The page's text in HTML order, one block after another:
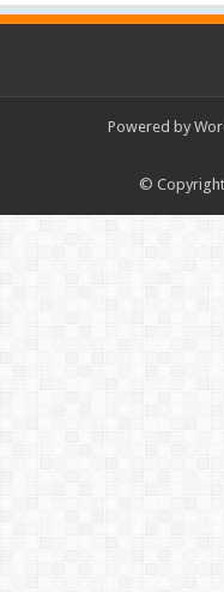
Powered by
© Copyright